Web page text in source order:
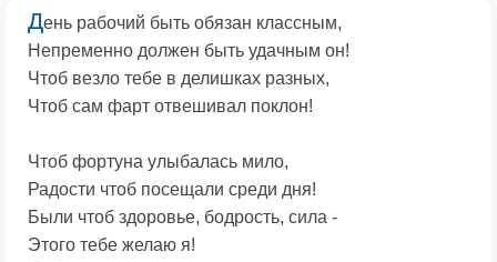
День рабочий быть обязан классным,
Непременно должен быть удачным он!
Чтоб везло тебе в делишках разных,
Чтоб сам фарт отвешивал поклон!
Чтоб фортуна улыбалась мило,
Радости чтоб посещали среди дня!
Были чтоб здоровье, бодрость, сила -
Этого тебе желаю я!